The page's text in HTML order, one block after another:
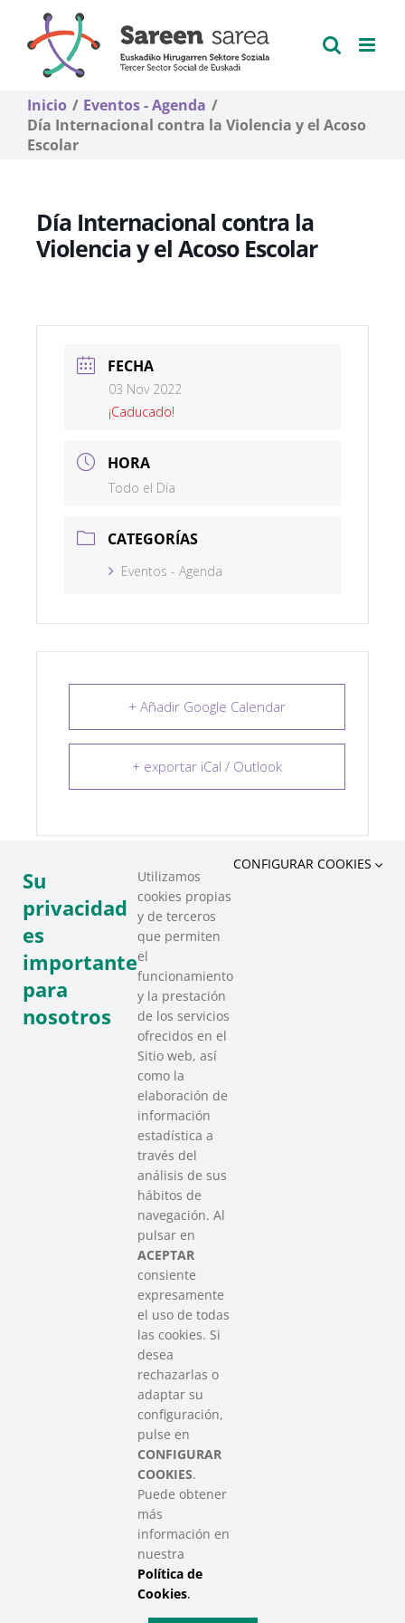
contenido
Inicio
Eventos - Agenda
Día Internacional contra la Violencia y el Acoso
Escolar
Día Internacional contra la
Violencia y el Acoso Escolar
FECHA
03 Nov 2022
¡Caducado!
HORA
Todo el Día
CATEGORÍAS
Eventos - Agenda
+ Añadir Google Calendar
+ exportar iCal / Outlook
COMPARTIR ESTE EVENTO
SAREEN SAREA
Asociación que agrupa a las redes
del Tercer Sector Social en Euskadi
Contacto
info@sareensarea.eu
Iparraguirre, 9 lonja – 48009 Bilbao
946 569 230
Colabora
SAREEN SAREA Euskadiko Hirugarren Sektore Soziala – Tercer
Sector Social de Euskadi
Su
privacidad
es
importante
para
nosotros
Utilizamos
cookies propias
y de terceros
que permiten
el
funcionamiento
y la prestación
de los servicios
ofrecidos en el
Sitio web, así
como la
elaboración de
información
estadística a
través del
análisis de sus
hábitos de
navegación. Al
pulsar en
ACEPTAR
consiente
expresamente
el uso de todas
las cookies. Si
desea
rechazarlas o
adaptar su
configuración,
pulse en
CONFIGURAR
COOKIES.
Puede obtener
más
información en
nuestra
Política de
Cookies.
CONFIGURAR COOKIES